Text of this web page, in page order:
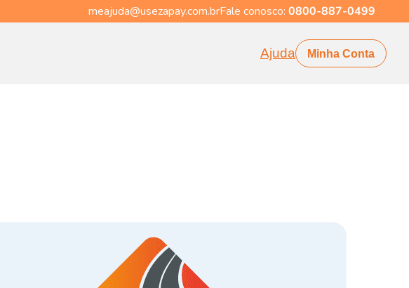
meajuda@usezapay.com.brFale conosco: 0800-887-0499
Ajuda Minha Conta